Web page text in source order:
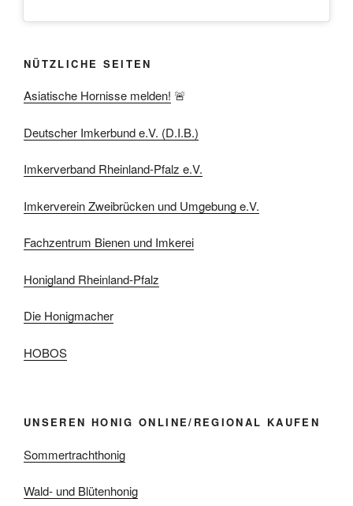
NÜTZLICHE SEITEN
Asiatische Hornisse melden! 🚨
Deutscher Imkerbund e.V. (D.I.B.)
Imkerverband Rheinland-Pfalz e.V.
Imkerverein Zweibrücken und Umgebung e.V.
Fachzentrum Bienen und Imkerei
Honigland Rheinland-Pfalz
Die Honigmacher
HOBOS
UNSEREN HONIG ONLINE/REGIONAL KAUFEN
Sommertrachthonig
Wald- und Blütenhonig